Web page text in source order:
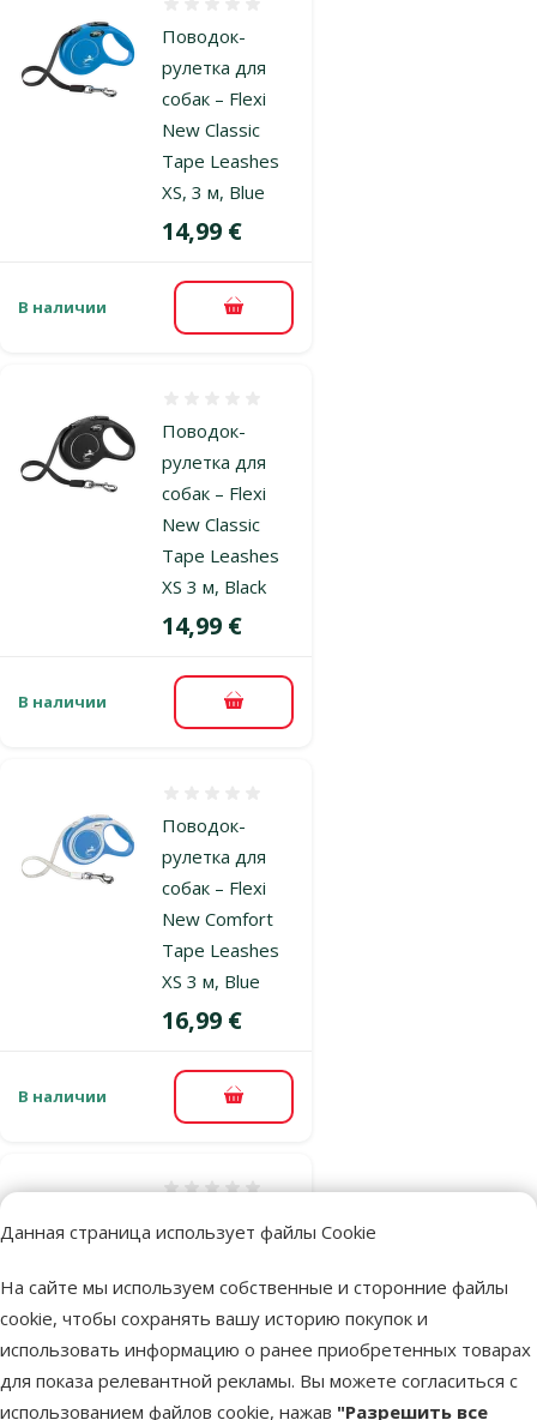
Данная страница использует файлы Cookie
На сайте мы используем собственные и сторонние файлы
cookie, чтобы сохранять вашу историю покупок и
использовать информацию о ранее приобретенных товарах
для показа релевантной рекламы. Вы можете согласиться с
использованием файлов cookie, нажав "Разрешить все
Поводок-
рулетка для
собак – Flexi
New Classic
Tape Leashes
XS, 3 м, Blue
Цена
14,99 €
В наличии В корзину
Поводок-
рулетка для
собак – Flexi
New Classic
Tape Leashes
XS 3 м, Black
Цена
14,99 €
В наличии В корзину
Поводок-
рулетка для
собак – Flexi
New Comfort
Tape Leashes
XS 3 м, Blue
Цена
16,99 €
В наличии В корзину
рулетка для
собак – Flexi
New Comfort
Tape Leashes
XS 3 м, Black
Оценка 0%
Цена